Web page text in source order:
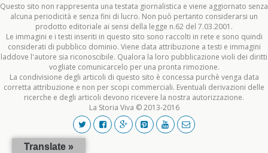
Questo sito non rappresenta una testata giornalistica e viene aggiornato senza
alcuna periodicità e senza fini di lucro. Non può pertanto considerarsi un
prodotto editoriale ai sensi della legge n.62 del 7.03.2001.
Le immagini e i testi inseriti in questo sito sono raccolti in rete e sono quindi
considerati di pubblico dominio. Viene data attribuzione a testi e immagini
laddove l'autore sia riconoscibile. Qualora la loro pubblicazione violi dei diritti
vogliate comunicarcelo per una pronta rimozione.
La condivisione degli articoli di questo sito è concessa purchè venga data
corretta attribuzione e non per scopi commerciali. Eventuali derivazioni delle
ricerche e degli articoli devono ricevere la nostra autorizzazione.
La Storia Viva © 2013-2016
Translate »